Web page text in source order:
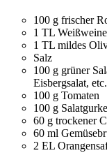
100 g frischer
1 TL
1 TL mildes
Salz
100 g grüner
Eisbergsalat,
100 g Tomaten
100 g Salatgurke
60 g trockener
60 ml
2 EL